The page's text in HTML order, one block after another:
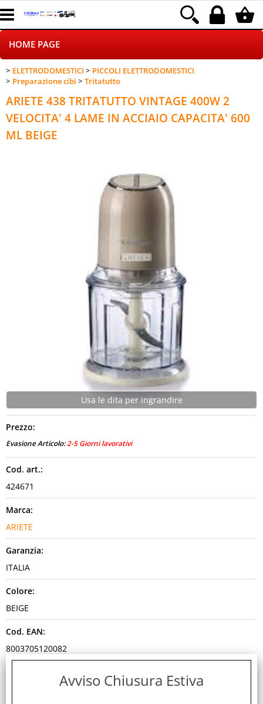
HOME PAGE
CHI SIAMO
LOGISTICA
NEGOZI ON LINE
SINCRONIZZATI CON NOI
ELETTRODOMESTICI
PICCOLI ELETTRODOMESTICI
Preparazione cibi
Tritatutto
ARIETE 438 TRITATUTTO VINTAGE 400W 2
VELOCITA' 4 LAME IN ACCIAIO CAPACITA' 600
ML BEIGE
Usa le dita per ingrandire
Prezzo:
Evasione Articolo:2-5 Giorni lavorativi
Cod. art.:
424671
Marca:
ARIETE
Garanzia:
ITALIA
Colore:
BEIGE
Cod. EAN:
8003705120082
00C043803AR0Avviso Chiusura Estiva